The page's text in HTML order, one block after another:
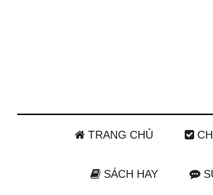
TRANG CHỦ
SÁCH HAY